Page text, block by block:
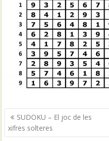
Navegació
d'entrades
SUDOKU – El joc de les
xifres solteres